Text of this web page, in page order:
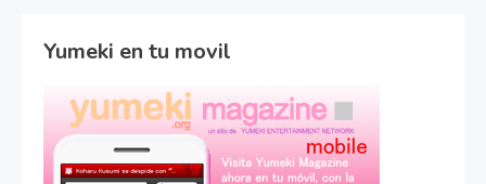
Yumeki en tu movil